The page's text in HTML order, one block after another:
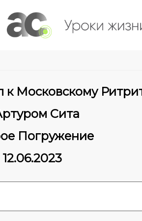
к Московскому
Сита
Погружение
12.06.2023